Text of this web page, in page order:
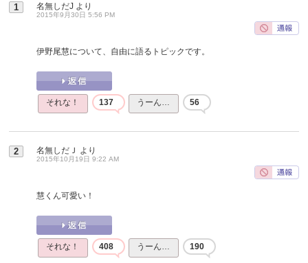
1 名無しだJ より
2015年9月30日 5:56 PM
伊野尾慧について、自由に語るトピックです。
それな！ 137 うーん… 56
2 名無しだＪ より
2015年10月19日 9:22 AM
慧くん可愛い！
それな！ 408 うーん… 190